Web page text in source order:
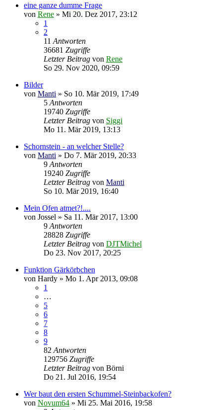
eine ganze dumme Frage
von Rene » Mi 20. Dez 2017, 23:12
1
2
11 Antworten
36681 Zugriffe
Letzter Beitrag von Rene
So 29. Nov 2020, 09:59
Bilder
von Manti » So 10. Mär 2019, 17:49
5 Antworten
19740 Zugriffe
Letzter Beitrag von Siggi
Mo 11. Mär 2019, 13:13
Schornstein - an welcher Stelle?
von Manti » Do 7. Mär 2019, 20:33
9 Antworten
19240 Zugriffe
Letzter Beitrag von Manti
So 10. Mär 2019, 16:40
Mein Ofen atmet?!....
von Jossel » Sa 11. Mär 2017, 13:00
9 Antworten
28828 Zugriffe
Letzter Beitrag von DJTMichel
Do 23. Nov 2017, 20:25
Funktion Gärkörbchen
von Hardy » Mo 1. Apr 2013, 09:08
1
…
5
6
7
8
9
82 Antworten
129756 Zugriffe
Letzter Beitrag von Börni
Do 21. Jul 2016, 19:54
Wer baut den ersten Schummel-Steinbackofen?
von Novum64 » Mi 25. Mai 2016, 19:58